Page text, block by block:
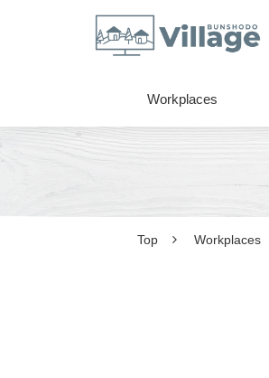
Workplaces
Top Workplaces